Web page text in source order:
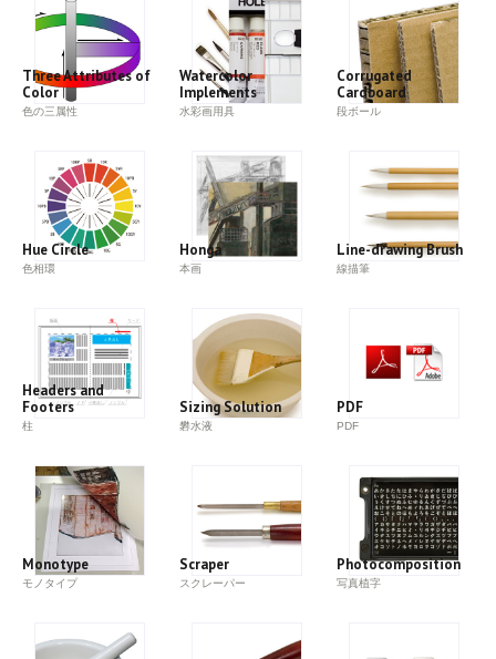
Three Attributes of
Color
色の三属性
Watercolor
Implements
水彩画用具
Corrugated
Cardboard
段ボール
Hue Circle
色相環
Honga
本画
Line-drawing Brush
線描筆
Headers and
Footers
柱
Sizing Solution
礬水液
PDF
PDF
Monotype
モノタイプ
Scraper
スクレーパー
Photocomposition
写真植字